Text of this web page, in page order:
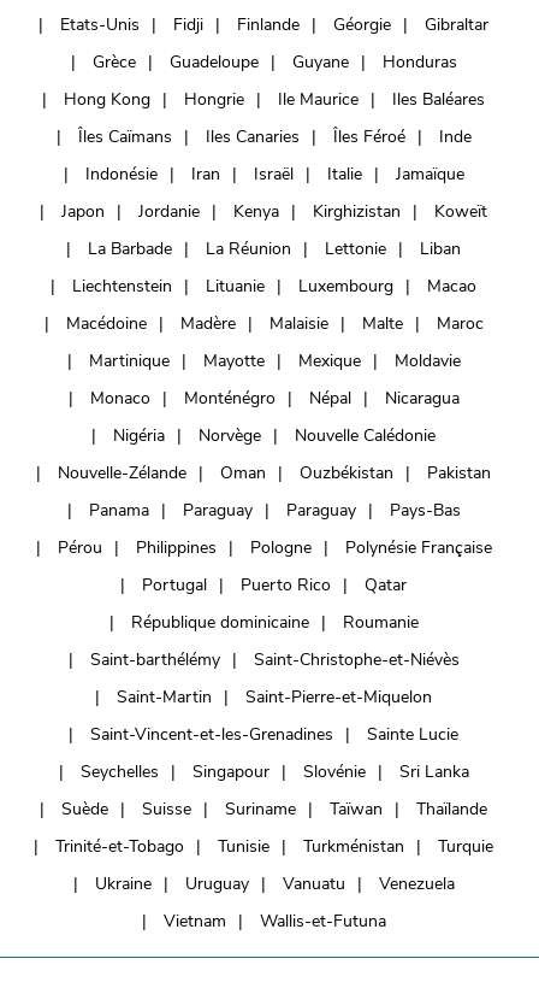
Etats-Unis
Fidji Finlande Géorgie
Gibraltar
Grèce
Guadeloupe Guyane
Honduras
Hong Kong
Hongrie Ile Maurice
Iles Baléares
Îles Caïmans
Iles Canaries Îles Féroé
Inde
Indonésie
Iran Israël Italie
Jamaïque
Japon
Jordanie Kenya Kirghizistan
Koweït
La Barbade
La Réunion Lettonie
Liban
Liechtenstein
Lituanie Luxembourg
Macao
Macédoine
Madère Malaisie Malte
Maroc
Martinique
Mayotte Mexique
Moldavie
Monaco
Monténégro Népal
Nicaragua
Nigéria
Norvège
Nouvelle Calédonie
Nouvelle-Zélande
Oman Ouzbékistan
Pakistan
Panama
Paraguay Paraguay
Pays-Bas
Pérou
Philippines Pologne
Polynésie Française
Portugal
Puerto Rico
Qatar
République dominicaine
Roumanie
Saint-barthélémy
Saint-Christophe-et-Niévès
Saint-Martin
Saint-Pierre-et-Miquelon
Saint-Vincent-et-les-Grenadines
Sainte Lucie
Seychelles
Singapour Slovénie
Sri Lanka
Suède
Suisse Suriname Taïwan
Thaïlande
Trinité-et-Tobago
Tunisie Turkménistan
Turquie
Ukraine
Uruguay Vanuatu
Venezuela
Vietnam
Wallis-et-Futuna